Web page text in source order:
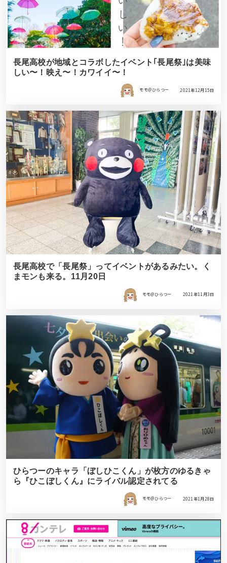
長尾高校が地域とコラボしたイベント｢長尾祭｣は美味
しい〜！映え〜！カワイイ〜！
モモ＠ひらつー 2021年12月15日
長尾高校で「長尾祭」ってイベントがあるみたい。く
まモンも来る。11月20日
モモ＠ひらつー 2021年11月3日
ひらつーのキャラ「ぼしひこくん」が枚方のゆるきゃ
ら『ひこぼしくん』にライバル認定されてる
モモ＠ひらつー 2021年1月28日